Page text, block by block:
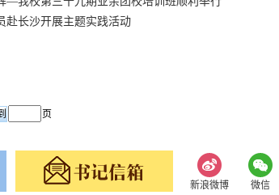
赴长沙开展主题实践活动
页
新浪微博 微信